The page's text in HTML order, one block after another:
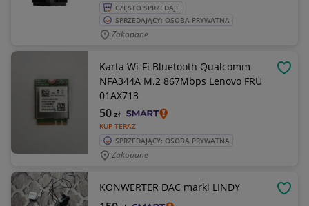
CZĘSTO SPRZEDAJE
SPRZEDAJĄCY: OSOBA PRYWATNA
Zakopane
Karta Wi-Fi Bluetooth Qualcomm
NFA344A M.2 867Mbps Lenovo FRU
01AX713
KUP TERAZ
50zł
SPRZEDAJĄCY: OSOBA PRYWATNA
Zakopane
KONWERTER DAC marki LINDY